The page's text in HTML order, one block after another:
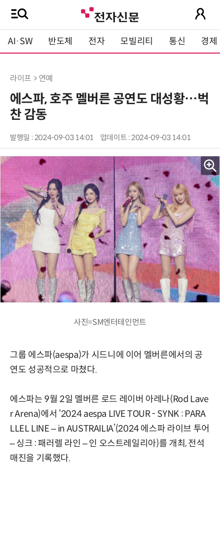
AI·SW 반도체 전자 모빌리티 통신 경제
라이프 > 연예
에스파, 호주 멜버른 공연도 대성황…벅
찬 감동
발행일 : 2024-09-03 14:01 업데이트 : 2024-09-03 14:01
사진=SM엔터테인먼트
그룹 에스파(aespa)가 시드니에 이어 멜버른에서의 공
연도 성공적으로 마쳤다.
에스파는 9월 2일 멜버른 로드 레이버 아레나(Rod Lave
r Arena)에서 ‘2024 aespa LIVE TOUR - SYNK : PARA
LLEL LINE – in AUSTRAILIA’(2024 에스파 라이브 투어
– 싱크 : 패러렐 라인 – 인 오스트레일리아)를 개최, 전석
매진을 기록했다.